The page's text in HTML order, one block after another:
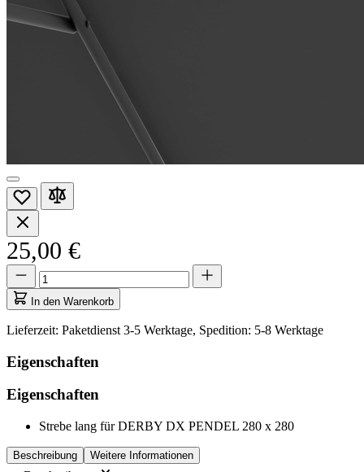
25,00 €
Menge
aktualisiert
auf
1
Menge
In den Warenkorb
Lieferzeit: Paketdienst 3-5 Werktage, Spedition: 5-8 Werktage
Eigenschaften
Eigenschaften
Strebe lang für DERBY DX PENDEL 280 x 280
Beschreibung Weitere Informationen